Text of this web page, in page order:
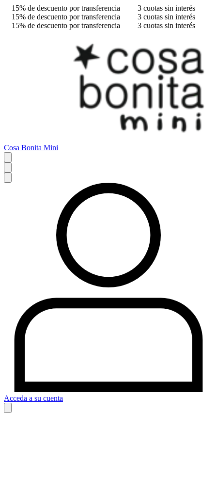
15% de descuento por transferencia
3 cuotas sin interés
15% de descuento por transferencia
3 cuotas sin interés
15% de descuento por transferencia
3 cuotas sin interés
Cosa Bonita Mini
Acceda a su cuenta